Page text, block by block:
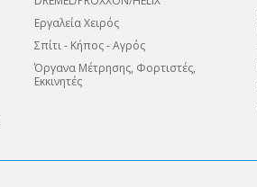
Εργαλεία Χειρός
Σπίτι - Κήπος - Αγρός
Όργανα Μέτρησης, Φορτιστές,
Εκκινητές